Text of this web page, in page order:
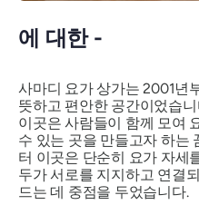
에 대한 -
사마디 요가 상가는 2001년
뜻하고 편안한 공간이었습
이곳은 사람들이 함께 모여
수 있는 곳을 만들고자 하는
터 이곳은 단순히 요가 자세
두가 서로를 지지하고 연결
드는 데 중점을 두었습니다.